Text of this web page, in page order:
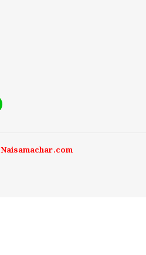
Naisamachar.com